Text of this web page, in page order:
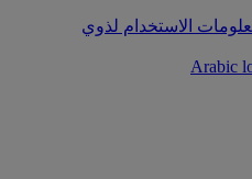
الاستخدام لذوي